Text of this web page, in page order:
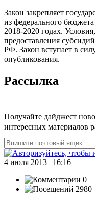
Закон закрепляет
из федерального
2018-2020 годах.
предоставления
РФ. Закон вступает в
опубликования.
Рассылка
Получайте дайджест
интересных материалов
4 июля 2013 | 16:16
0
2980